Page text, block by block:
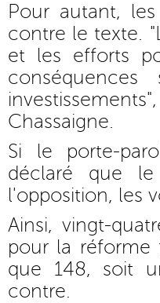
Pour autant,
contre le texte.
et les efforts
Chassaigne.
Si le porte-
déclaré que
l'opposition, les
Ainsi, vingt-
pour la réforme
que 148, soit
contre.